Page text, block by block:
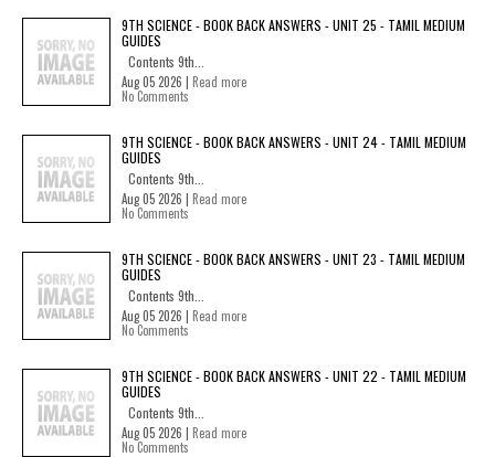
9TH SCIENCE - BOOK BACK ANSWERS - UNIT 25 - TAMIL MEDIUM
GUIDES
Contents 9th...
Aug 05 2026 | Read more
No Comments
9TH SCIENCE - BOOK BACK ANSWERS - UNIT 24 - TAMIL MEDIUM
GUIDES
Contents 9th...
Aug 05 2026 | Read more
No Comments
9TH SCIENCE - BOOK BACK ANSWERS - UNIT 23 - TAMIL MEDIUM
GUIDES
Contents 9th...
Aug 05 2026 | Read more
No Comments
9TH SCIENCE - BOOK BACK ANSWERS - UNIT 22 - TAMIL MEDIUM
GUIDES
Contents 9th...
Aug 05 2026 | Read more
No Comments